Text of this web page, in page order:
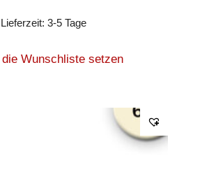
Lieferzeit:3-5 Tage
die Wunschliste setzen